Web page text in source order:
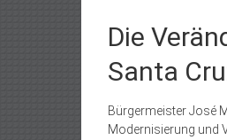
Die
Santa
Bürgermeister José
Modernisierung und